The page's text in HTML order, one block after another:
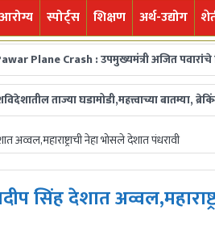
आरोग्य स्पोर्ट्स शिक्षण अर्थ-उद्योग
: उपमुख्यमंत्री अजित पवारांचे विमान
घडामोडी,महत्त्वाच्या बातम्या, ब्रेकिंग
अव्वल,महाराष्ट्राची नेहा भोसले देशात पंधरावी
सिंह देशात